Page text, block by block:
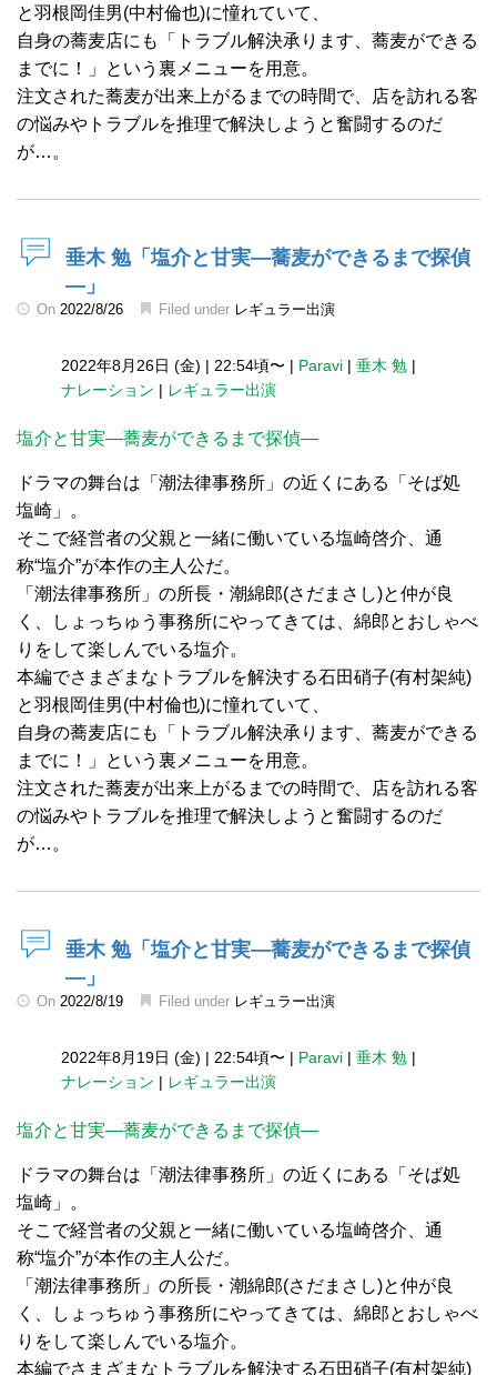
と羽根岡佳男(中村倫也)に憧れていて、
自身の蕎麦店にも「トラブル解決承ります、蕎麦ができる
までに！」という裏メニューを用意。
注文された蕎麦が出来上がるまでの時間で、店を訪れる客
の悩みやトラブルを推理で解決しようと奮闘するのだ
が…。
垂木 勉「塩介と甘実―蕎麦ができるまで探偵
―」
On 2022/8/26 Filed under レギュラー出演
2022年8月26日 (金) | 22:54頃〜 | Paravi | 垂木 勉 |
ナレーション | レギュラー出演
塩介と甘実―蕎麦ができるまで探偵―
ドラマの舞台は「潮法律事務所」の近くにある「そば処
塩崎」。
そこで経営者の父親と一緒に働いている塩崎啓介、通
称“塩介”が本作の主人公だ。
「潮法律事務所」の所長・潮綿郎(さだまさし)と仲が良
く、しょっちゅう事務所にやってきては、綿郎とおしゃべ
りをして楽しんでいる塩介。
本編でさまざまなトラブルを解決する石田硝子(有村架純)
と羽根岡佳男(中村倫也)に憧れていて、
自身の蕎麦店にも「トラブル解決承ります、蕎麦ができる
までに！」という裏メニューを用意。
注文された蕎麦が出来上がるまでの時間で、店を訪れる客
の悩みやトラブルを推理で解決しようと奮闘するのだ
が…。
垂木 勉「塩介と甘実―蕎麦ができるまで探偵
―」
On 2022/8/19 Filed under レギュラー出演
2022年8月19日 (金) | 22:54頃〜 | Paravi | 垂木 勉 |
ナレーション | レギュラー出演
塩介と甘実―蕎麦ができるまで探偵―
ドラマの舞台は「潮法律事務所」の近くにある「そば処
塩崎」。
そこで経営者の父親と一緒に働いている塩崎啓介、通
称“塩介”が本作の主人公だ。
「潮法律事務所」の所長・潮綿郎(さだまさし)と仲が良
く、しょっちゅう事務所にやってきては、綿郎とおしゃべ
りをして楽しんでいる塩介。
本編でさまざまなトラブルを解決する石田硝子(有村架純)